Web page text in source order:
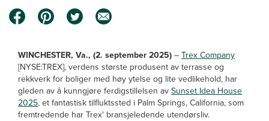
WINCHESTER, Va., (2. september 2025) – Trex Company
[NYSE:TREX], verdens største produsent av terrasse og
rekkverk for boliger med høy ytelse og lite vedlikehold, har
gleden av å kunngjøre ferdigstillelsen av Sunset Idea House
2025, et fantastisk tilfluktssted i Palm Springs, California, som
fremtredende har Trex' bransjeledende utendørsliv.